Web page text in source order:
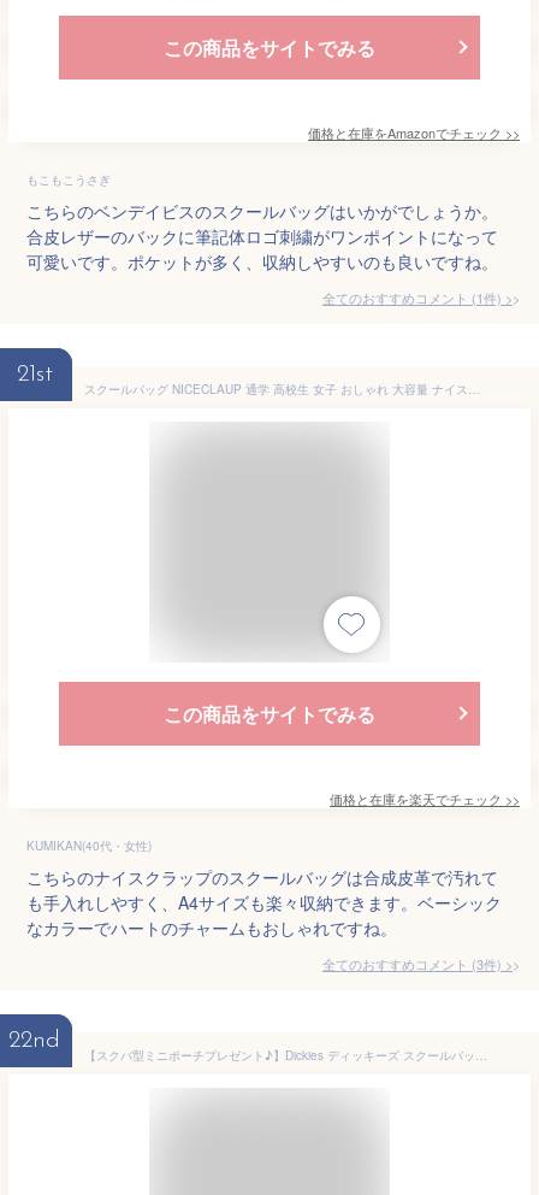
この商品をサイトでみる
価格と在庫をAmazonでチェック >>
もこもこうさぎ
こちらのベンデイビスのスクールバッグはいかがでしょうか。
合皮レザーのバックに筆記体ロゴ刺繍がワンポイントになって
可愛いです。ポケットが多く、収納しやすいのも良いですね。
全てのおすすめコメント (1件) >
21st
スクールバッグ NICECLAUP 通学 高校生 女子 おしゃれ 大容量 ナイスクラップ スクールボストン ボストンバッグ 学生鞄 スクバ 通学かばん 学生 中学生 合成皮革 合皮 レディース ジュニア 学校 A4 無地 人気 可愛い シンプル NC378
この商品をサイトでみる
価格と在庫を楽天でチェック >>
KUMIKAN(40代・女性)
こちらのナイスクラップのスクールバッグは合成皮革で汚れて
も手入れしやすく、A4サイズも楽々収納できます。ベーシック
なカラーでハートのチャームもおしゃれですね。
全てのおすすめコメント (3件) >
22nd
【スクバ型ミニポーチプレゼント♪】Dickies ディッキーズ スクールバッグ合皮 スクールバッグ 合皮 ブラウン ブラック 合皮スクールバッグ 通学鞄 通学バッグ バッグ 高校生 中学生 学生 制服バッグ 人気カジュアルブランド